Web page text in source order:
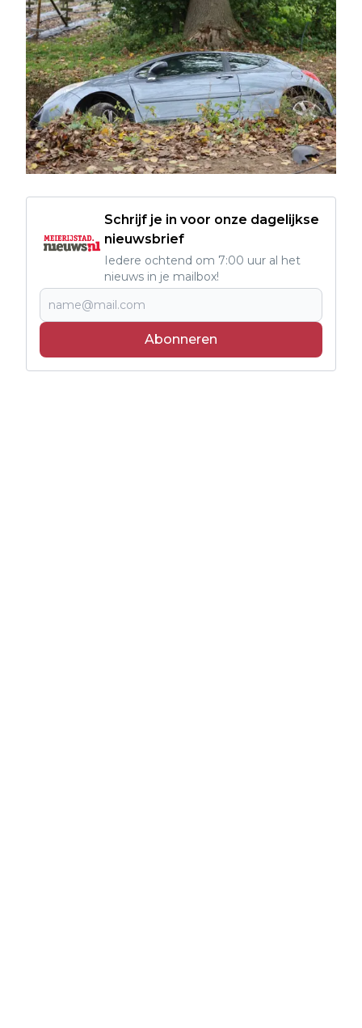
Schrijf je in voor onze dagelijkse
nieuwsbrief
Iedere ochtend om 7:00 uur al het
nieuws in je mailbox!
Abonneren